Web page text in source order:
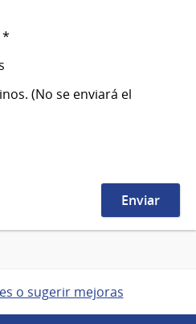
*
(No se enviará el
o sugerir mejoras